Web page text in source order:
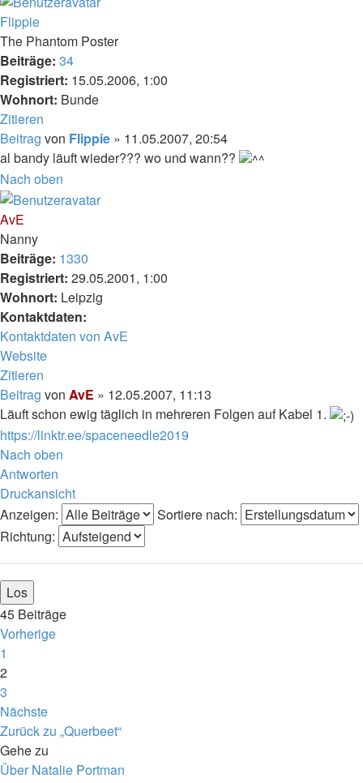
Flippie
The Phantom Poster
Beiträge: 34
Registriert: 15.05.2006, 1:00
Wohnort: Bunde
Zitieren
Beitrag von Flippie » 11.05.2007, 20:54
al bandy läuft wieder??? wo und wann??
Nach oben
AvE
Nanny
Beiträge: 1330
Registriert: 29.05.2001, 1:00
Wohnort: Leipzig
Kontaktdaten:
Kontaktdaten von AvE
Website
Zitieren
Beitrag von AvE » 12.05.2007, 11:13
Läuft schon ewig täglich in mehreren Folgen auf Kabel 1.
https://linktr.ee/spaceneedle2019
Nach oben
Antworten
Druckansicht
Anzeigen:
Sortiere nach:
Richtung:
45 Beiträge
Vorherige
1
2
3
Nächste
Zurück zu „Querbeet“
Gehe zu
Über Natalie Portman